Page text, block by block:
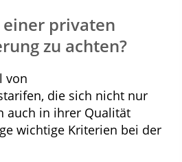
privaten
zu achten?
von
die sich nicht nur
auch in ihrer Qualität
wichtige Kriterien bei der